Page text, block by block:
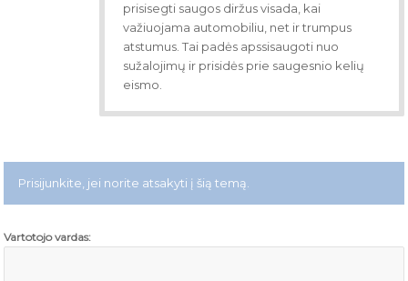
prisisegti saugos diržus visada, kai
važiuojama automobiliu, net ir trumpus
atstumus. Tai padės apssisaugoti nuo
sužalojimų ir prisidės prie saugesnio kelių
eismo.
Prisijunkite, jei norite atsakyti į šią temą.
Vartotojo vardas: